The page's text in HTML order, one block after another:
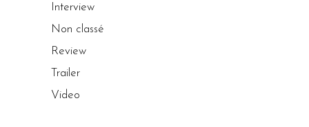
Interview
Non classé
Review
Trailer
Video